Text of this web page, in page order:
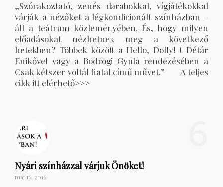
„Szórakoztató, zenés darabokkal, vígjátékokkal
várják a nézőket a légkondicionált színházban –
áll a teátrum közleményében. És, hogy milyen
előadásokat nézhetnek meg a következő
hetekben? Többek között a Hello, Dolly!-t Détár
Enikővel vagy a Bodrogi Gyula rendezésében a
Csak kétszer voltál fiatal című művet.” A teljes
cikk itt elérhető>>>
Nyári színházzal várjuk Önöket!
máj 16, 2016